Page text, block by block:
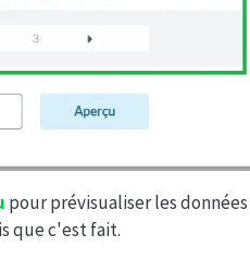
pour prévisualiser les
que c'est fait.